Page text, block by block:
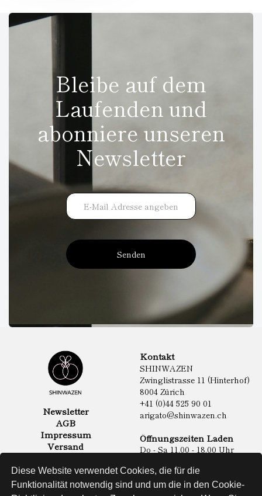
Diese Website verwendet Cookies, die für die
Funktionalität notwendig sind und um die in den Cookie-
Bleibe auf dem
Laufenden und
abonniere unseren
Newsletter
Senden
Newsletter
AGB
Impressum
Versand
Kontakt
SHINWAZEN
Zwinglistrasse 11 (Hinterhof)
8004 Zürich
+41 (0)44 525 90 01
arigato@shinwazen.ch
Öffnungszeiten Laden
Do - Sa 11.00 - 18.00 Uhr
Online Shop
Lebensmittel
Sake & Shochu